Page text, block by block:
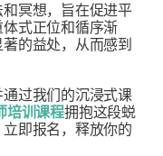
冥想，旨在促进平
式正位和循序渐
的益处，从而感到
过我们的沉浸式课
培训课程拥抱这段蜕
即报名，释放你的